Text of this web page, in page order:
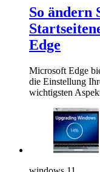
So ändern
Edge
Microsoft Edge
die Einstellung
wichtigsten